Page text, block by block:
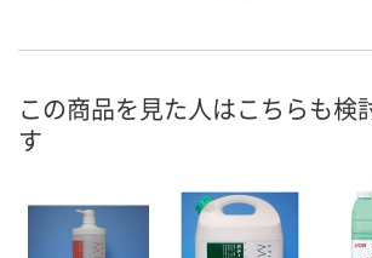
この商品を見た人はこちらも検
す